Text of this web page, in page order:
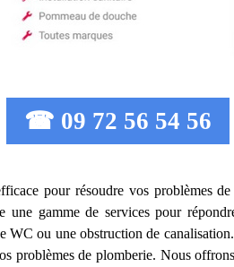
☎ 09 72 56 54 56
pour résoudre vos problèmes
une gamme de services pour
WC ou une obstruction de
problèmes de plomberie. Nous